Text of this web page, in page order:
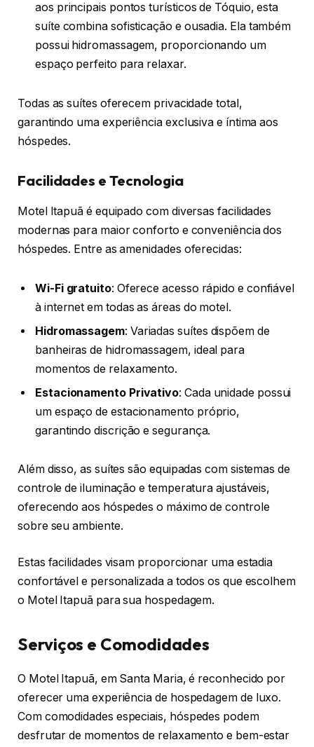
aos principais pontos turísticos de Tóquio, esta
suíte combina sofisticação e ousadia. Ela também
possui hidromassagem, proporcionando um
espaço perfeito para relaxar.
Todas as suítes oferecem privacidade total,
garantindo uma experiência exclusiva e íntima aos
hóspedes.
Facilidades e Tecnologia
Motel Itapuã é equipado com diversas facilidades
modernas para maior conforto e conveniência dos
hóspedes. Entre as amenidades oferecidas:
Wi-Fi gratuito: Oferece acesso rápido e confiável
à internet em todas as áreas do motel.
Hidromassagem: Variadas suítes dispõem de
banheiras de hidromassagem, ideal para
momentos de relaxamento.
Estacionamento Privativo: Cada unidade possui
um espaço de estacionamento próprio,
garantindo discrição e segurança.
Além disso, as suítes são equipadas com sistemas de
controle de iluminação e temperatura ajustáveis,
oferecendo aos hóspedes o máximo de controle
sobre seu ambiente.
Estas facilidades visam proporcionar uma estadia
confortável e personalizada a todos os que escolhem
o Motel Itapuã para sua hospedagem.
Serviços e Comodidades
O Motel Itapuã, em Santa Maria, é reconhecido por
oferecer uma experiência de hospedagem de luxo.
Com comodidades especiais, hóspedes podem
desfrutar de momentos de relaxamento e bem-estar